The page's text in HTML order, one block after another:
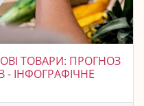
ТОВАРИ: ПРОГНОЗ
- ІНФОГРАФІЧНЕ